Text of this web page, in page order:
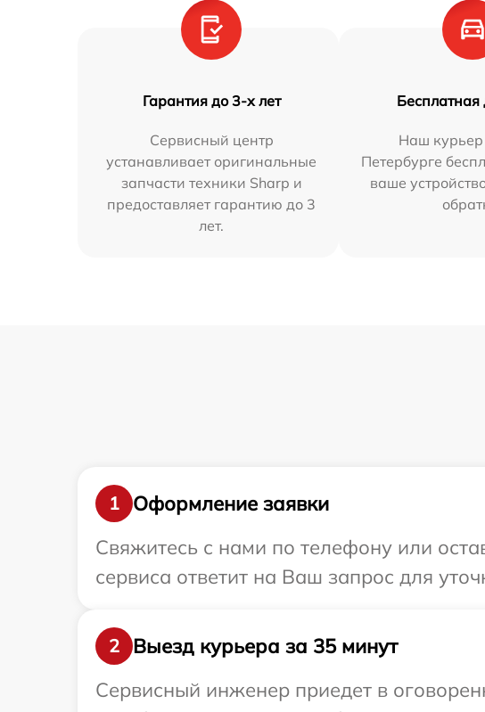
Гарантия до 3-х лет
Сервисный центр
устанавливает оригинальные
запчасти техники Sharp и
предоставляет гарантию до 3
лет.
Бесплатная
Наш курьер
Петербурге
ваше
1
Оформление заявки
Свяжитесь с нами по телефону или
сервиса ответит на Ваш запрос для
2
Выезд курьера за 35 минут
Сервисный инженер приедет в